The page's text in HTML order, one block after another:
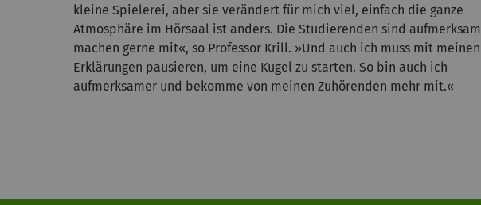
kleine Spielerei, aber sie verändert für mich viel, einfach die ganze
Atmosphäre im Hörsaal ist anders. Die Studierenden sind
machen gerne mit«, so Professor Krill. »Und auch ich muss mit meinen
Erklärungen pausieren, um eine Kugel zu starten. So bin auch ich
aufmerksamer und bekomme von meinen Zuhörenden mehr mit.«